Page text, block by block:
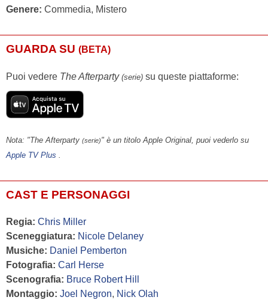
Genere: Commedia, Mistero
GUARDA SU (BETA)
Puoi vedere The Afterparty (serie) su queste piattaforme:
Nota: "The Afterparty (serie)" è un titolo Apple Original, puoi vederlo su
Apple TV Plus .
CAST E PERSONAGGI
Regia: Chris Miller
Sceneggiatura: Nicole Delaney
Musiche: Daniel Pemberton
Fotografia: Carl Herse
Scenografia: Bruce Robert Hill
Montaggio: Joel Negron, Nick Olah